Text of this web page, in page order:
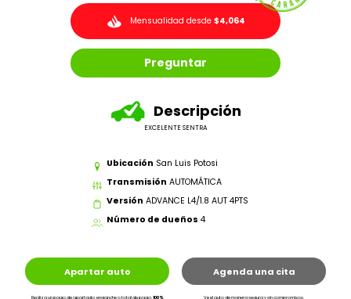
Mensualidad desde$4,064
Preguntar
Descripción
EXCELENTE SENTRA
Ubicación San Luis Potosi
Transmisión AUTOMÁTICA
Versión ADVANCE L4/1.8 AUT 4PTS
Número de dueños 4
Apartar auto
Realiza un pago de apartado, enganche o total de pago.100%
Agenda una cita
Ve el auto de manera segura y sin compromisos.